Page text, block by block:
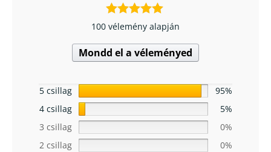
100 vélemény alapján
Mondd el a véleményed
5 csillag
95%
4 csillag
5%
3 csillag
0%
2 csillag
0%